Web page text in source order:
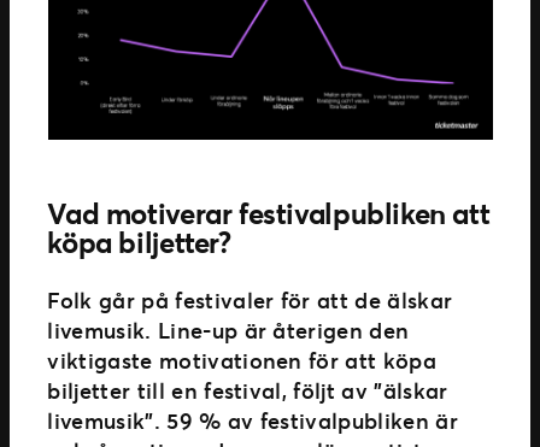
Vad motiverar festivalpubliken att
köpa biljetter?
Folk går på festivaler för att de älskar
livemusik. Line-up är återigen den
viktigaste motivationen för att köpa
biljetter till en festival, följt av ”älskar
livemusik”. 59 % av festivalpubliken är